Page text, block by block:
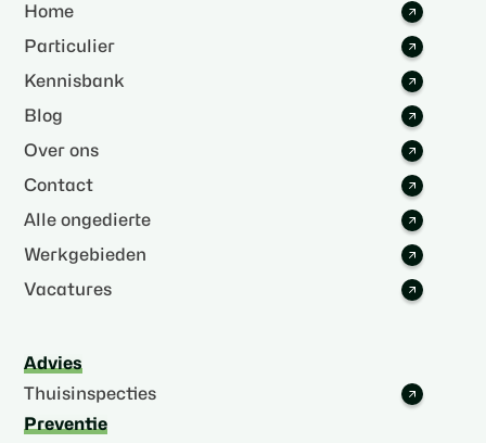
Home
Particulier
Kennisbank
Blog
Over ons
Contact
Alle ongedierte
Werkgebieden
Vacatures
Advies
Thuisinspecties
Preventie